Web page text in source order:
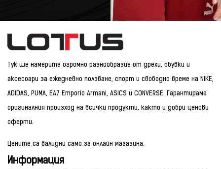
Тук ще намерите огромно разнообразие от дрехи, обувки и
аксесоари за ежедневно ползване, спорт и свободно време на NIKE,
ADIDAS, PUMA, EA7 Emporio Armani, ASICS и CONVERSE. Гарантираме
оригиналния произход на всички продукти, както и добри ценови
оферти.
Цените са валидни само за онлайн магазина.
Информация